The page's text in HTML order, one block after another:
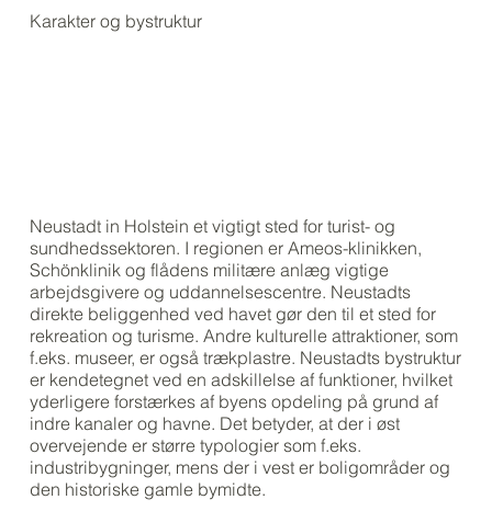
Neustadt in Holstein et vigtigt sted for turist- og
sundhedssektoren. I regionen er Ameos-klinikken,
Schönklinik og flådens militære anlæg vigtige
arbejdsgivere og uddannelsescentre. Neustadts
direkte beliggenhed ved havet gør den til et sted for
rekreation og turisme. Andre kulturelle attraktioner, som
f.eks. museer, er også trækplastre. Neustadts bystruktur
er kendetegnet ved en adskillelse af funktioner, hvilket
yderligere forstærkes af byens opdeling på grund af
indre kanaler og havne. Det betyder, at der i øst
overvejende er større typologier som f.eks.
industribygninger, mens der i vest er boligområder og
den historiske gamle bymidte.
Karakter og bystruktur